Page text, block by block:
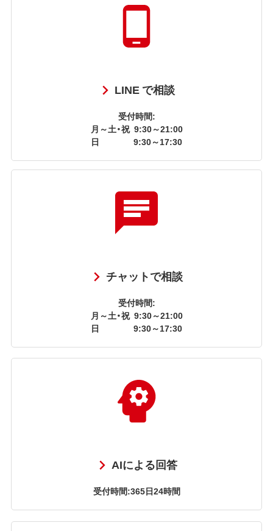
LINE で相談
受付時間:
月～土・祝 9:30～21:00
日
9:30～17:30
チャットで相談
受付時間:
月～土・祝 9:30～21:00
日
9:30～17:30
AIによる回答
受付時間:365日24時間